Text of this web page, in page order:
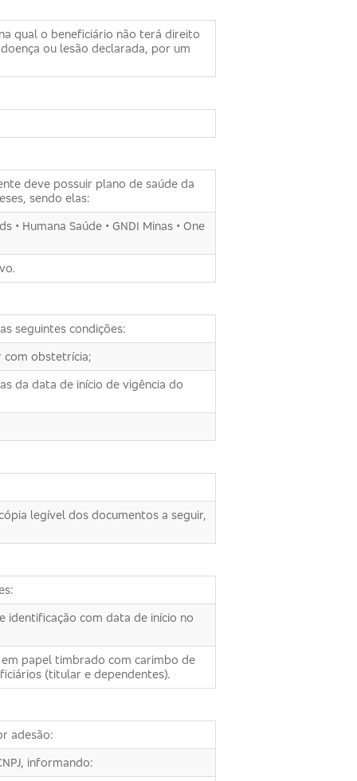
qual o beneficiário não terá direito
ou lesão declarada, por um
deve possuir plano de saúde da
sendo elas:
• Humana Saúde • GNDI Minas • One
seguintes condições:
com obstetrícia;
da data de início de vigência do
legível dos documentos a seguir,
com data de início no
papel timbrado com carimbo de
(titular e dependentes).
adesão:
informando: